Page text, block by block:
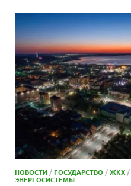
НОВОСТИ /ГОСУДАРСТВО /ЖКХ /
ЭНЕРГОСИСТЕМЫ